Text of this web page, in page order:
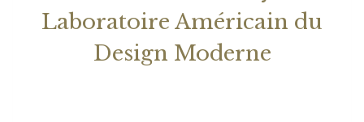
Laboratoire Américain du
Design Moderne